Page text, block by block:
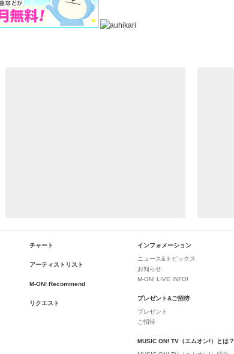
チャート
アーティストリスト
M-ON! Recommend
リクエスト
インフォメーション
ニュース&トピックス
お知らせ
M-ON! LIVE INFO!
プレゼント&ご招待
プレゼント
ご招待
MUSIC ON! TV（エムオン!）とは？